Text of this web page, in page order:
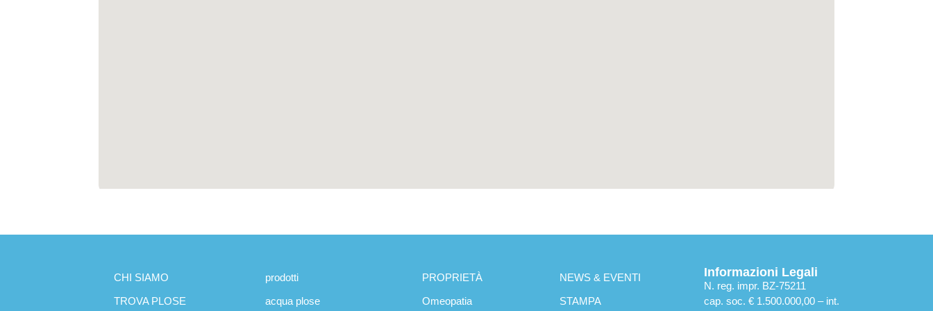
CHI SIAMO
TROVA PLOSE
prodotti
acqua plose
PROPRIETÀ
Omeopatia
NEWS & EVENTI
STAMPA
Informazioni Legali
N. reg. impr. BZ-75211
cap. soc. € 1.500.000,00 – int.